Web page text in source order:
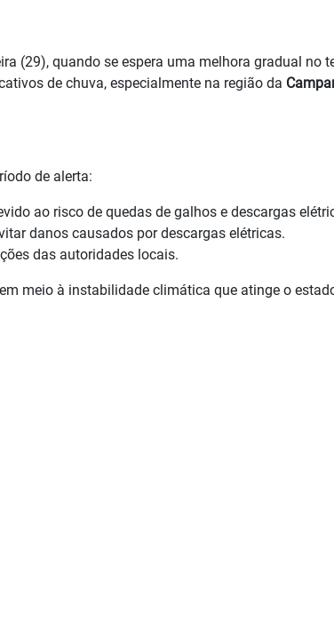
(29), quando se espera uma melhora gradual no
de chuva, especialmente na região da
de alerta:
ao risco de quedas de galhos e descargas
danos causados por descargas elétricas.
das autoridades locais.
meio à instabilidade climática que atinge o